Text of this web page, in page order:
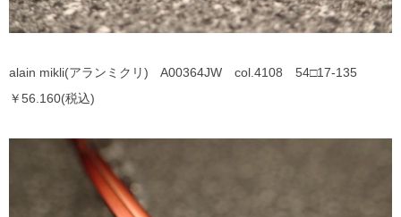
alain mikli(アランミクリ) A00364JW col.4108 54□17-135
￥56.160(税込)